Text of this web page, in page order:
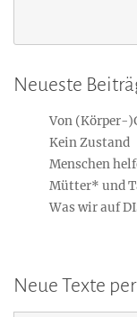
Neueste
Von (Körper-
Kein Zustand
Menschen
Mütter* und
Was wir auf
Neue Texte per
E-Mail-Adresse...